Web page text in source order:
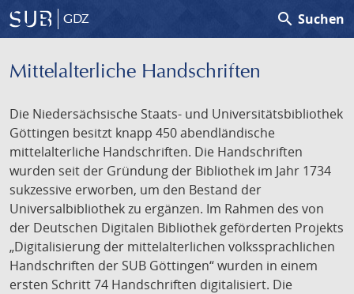
GDZ search Suchen
Mittelalterliche Handschriften
Die Niedersächsische Staats- und Universitätsbibliothek
Göttingen besitzt knapp 450 abendländische
mittelalterliche Handschriften. Die Handschriften
wurden seit der Gründung der Bibliothek im Jahr 1734
sukzessive erworben, um den Bestand der
Universalbibliothek zu ergänzen. Im Rahmen des von
der Deutschen Digitalen Bibliothek geförderten Projekts
„Digitalisierung der mittelalterlichen volkssprachlichen
Handschriften der SUB Göttingen“ wurden in einem
ersten Schritt 74 Handschriften digitalisiert. Die